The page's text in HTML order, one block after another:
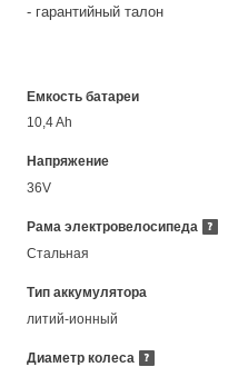
- гарантийный талон
Емкость батареи
10,4 Ah
Напряжение
36V
Рама электровелосипеда
Стальная
Тип аккумулятора
литий-ионный
Диаметр колеса